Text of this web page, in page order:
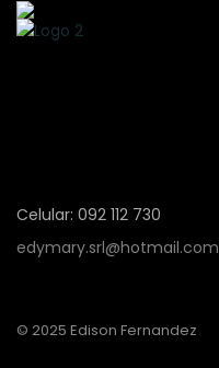
Celular: 092 112 730
edymary.srl@hotmail.com
© 2025 Edison Fernandez